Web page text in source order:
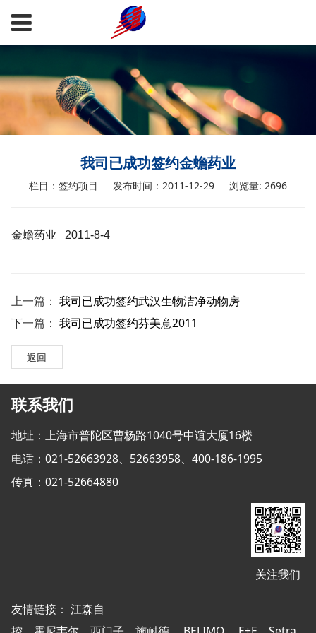
我司已成功签约金蟾药业
栏目：签约项目 发布时间：2011-12-29 浏览量: 2696
金蟾药业 2011-8-4
上一篇： 我司已成功签约武汉生物洁净动物房
下一篇： 我司已成功签约芬美意2011
返回
联系我们
地址：上海市普陀区曹杨路1040号中谊大厦16楼
电话：021-52663928、52663958、400-186-1995
传真：021-52664880
关注我们
友情链接： 江森自